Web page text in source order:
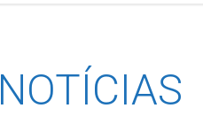
NOTÍCIAS